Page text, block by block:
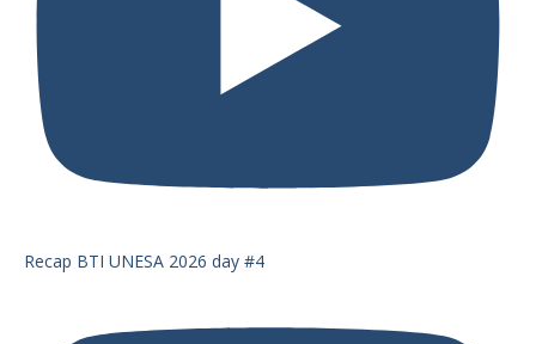
Recap BTI UNESA 2026 day #4